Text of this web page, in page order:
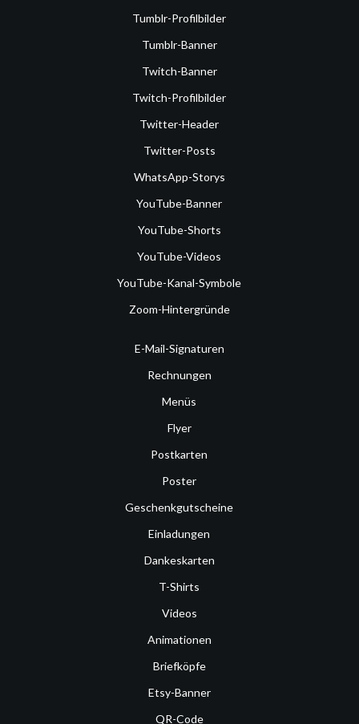
Tumblr-Profilbilder
Tumblr-Banner
Twitch-Banner
Twitch-Profilbilder
Twitter-Header
Twitter-Posts
WhatsApp-Storys
YouTube-Banner
YouTube-Shorts
YouTube-Videos
YouTube-Kanal-Symbole
Zoom-Hintergründe
E-Mail-Signaturen
Rechnungen
Menüs
Flyer
Postkarten
Poster
Geschenkgutscheine
Einladungen
Dankeskarten
T-Shirts
Videos
Animationen
Briefköpfe
Etsy-Banner
QR-Code